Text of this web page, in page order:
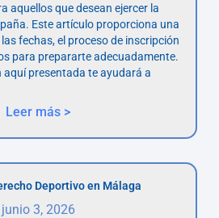
aquellos que desean ejercer la
Este artículo proporciona una
fechas, el proceso de inscripción
para prepararte adecuadamente.
presentada te ayudará a
Leer más >
Deportivo en Málaga
junio 3, 2026